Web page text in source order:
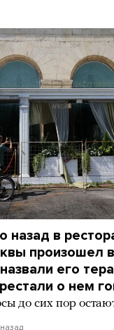
назад в
произошел
его
о нем
до сих пор